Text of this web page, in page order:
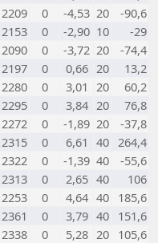
2209 0 -4,53 20
-90,6
2153 0 -2,90 10
-29
2090 0 -3,72 20
-74,4
2197 0 0,66 20
13,2
2280 0 3,01 20
60,2
2295 0 3,84 20
76,8
2272 0 -1,89 20
-37,8
2315 0 6,61 40 264,4
2322 0 -1,39 40
-55,6
2313 0 2,65 40
106
2253 0 4,64 40 185,6
2361 0 3,79 40 151,6
2338 0 5,28 20 105,6